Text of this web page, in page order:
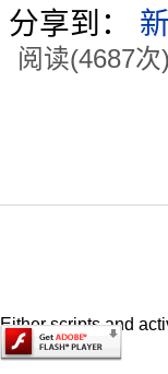
分享到：
阅读(4687次)
Either scripts and